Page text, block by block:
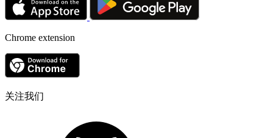
Chrome extension
关注我们